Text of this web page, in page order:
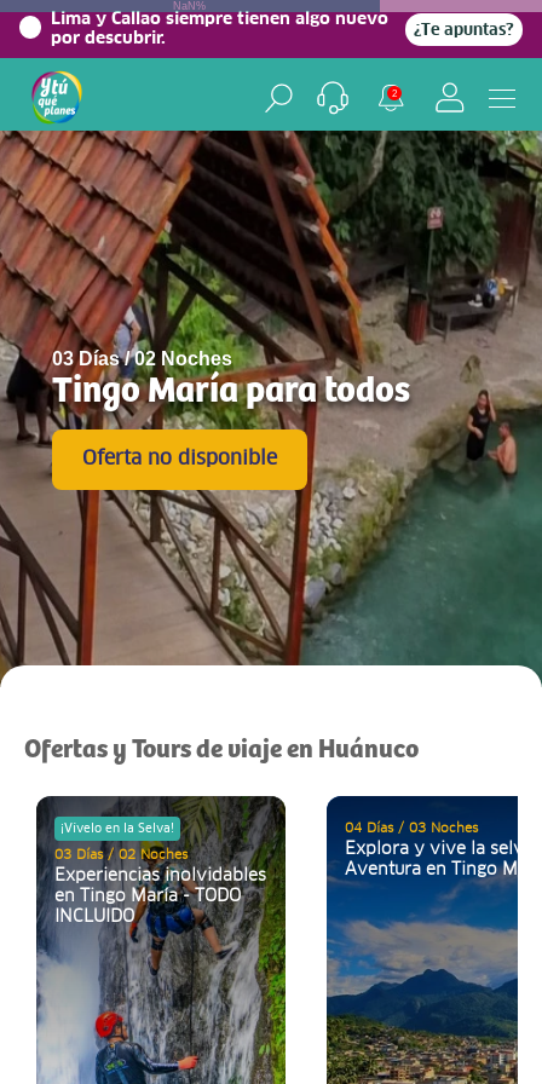
Lima y Callao siempre tienen algo nuevo
por descubrir.
¿Te apuntas?
2
NaN%
03 Días / 02 Noches
Tingo María para todos
Oferta no disponible
Ofertas y Tours de viaje en Huánuco
¡Vívelo en la Selva!
03 Días / 02 Noches
Experiencias inolvidables
en Tingo María - TODO
INCLUIDO
04 Días / 03 Noches
Explora y vive la selva:
Aventura en Tingo